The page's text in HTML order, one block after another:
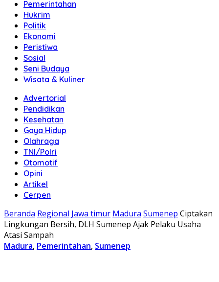
Pemerintahan
Hukrim
Politik
Ekonomi
Peristiwa
Sosial
Seni Budaya
Wisata & Kuliner
Advertorial
Pendidikan
Kesehatan
Gaya Hidup
Olahraga
TNI/Polri
Otomotif
Opini
Artikel
Cerpen
Beranda Regional Jawa timur Madura Sumenep Ciptakan
Lingkungan Bersih, DLH Sumenep Ajak Pelaku Usaha
Atasi Sampah
Madura, Pemerintahan, Sumenep